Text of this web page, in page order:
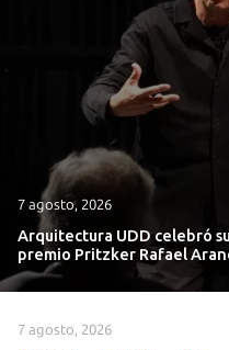
7 agosto, 2026
Arquitectura UDD celebró
premio Pritzker Rafael
7 agosto, 2026